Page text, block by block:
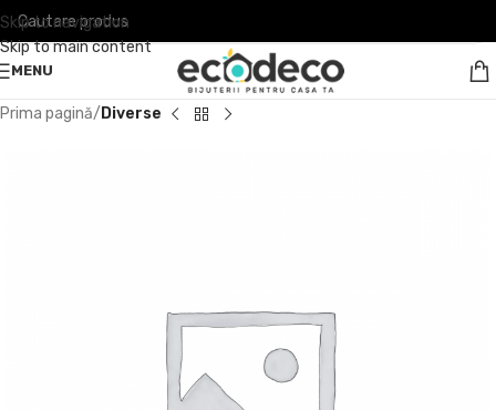
Skip to navigation
Skip to main content
MENU
Prima pagină Diverse